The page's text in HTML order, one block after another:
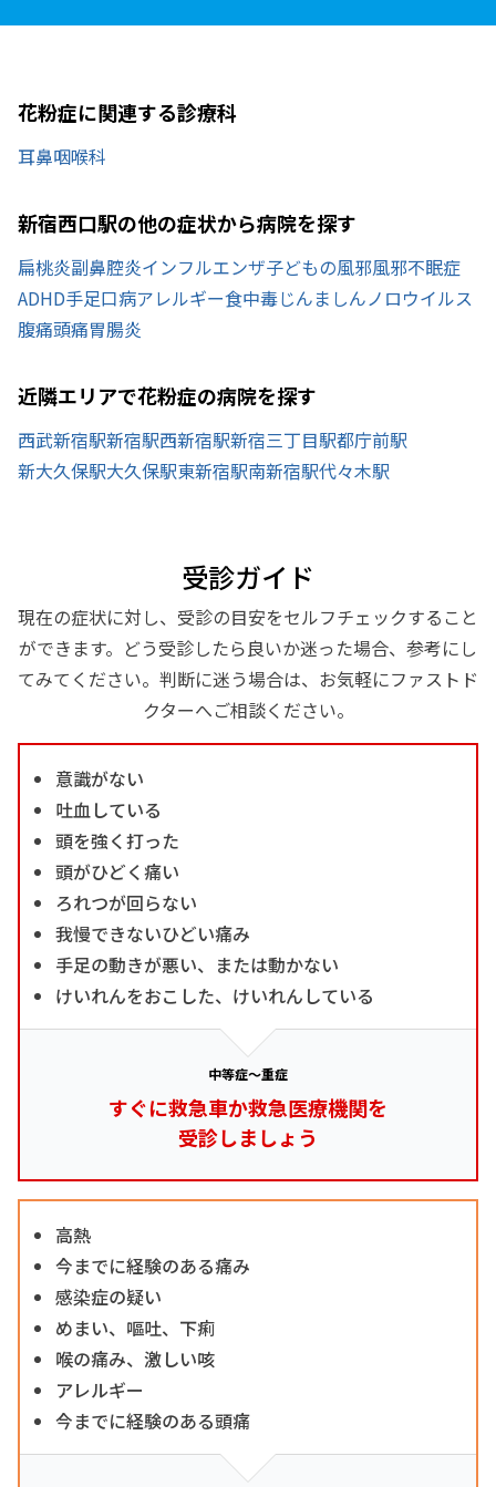
花粉症に関連する診療科
耳鼻咽喉科
新宿西口駅の他の症状から病院を探す
扁桃炎副鼻腔炎インフルエンザ子どもの風邪風邪不眠症
ADHD手足口病アレルギー食中毒じんましんノロウイルス
腹痛頭痛胃腸炎
近隣エリアで花粉症の病院を探す
西武新宿駅新宿駅西新宿駅新宿三丁目駅都庁前駅
新大久保駅大久保駅東新宿駅南新宿駅代々木駅
受診ガイド
現在の症状に対し、受診の目安をセルフチェックすること
ができます。どう受診したら良いか迷った場合、参考にし
てみてください。判断に迷う場合は、お気軽にファストド
クターへご相談ください。
意識がない
吐血している
頭を強く打った
頭がひどく痛い
ろれつが回らない
我慢できないひどい痛み
手足の動きが悪い、または動かない
けいれんをおこした、けいれんしている
中等症～重症
すぐに救急車か救急医療機関を
受診しましょう
高熱
今までに経験のある痛み
感染症の疑い
めまい、嘔吐、下痢
喉の痛み、激しい咳
アレルギー
今までに経験のある頭痛